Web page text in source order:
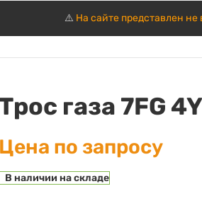
⚠️ На сайте представлен
газа 7FG 4Y
Цена по запросу
В наличии на складе